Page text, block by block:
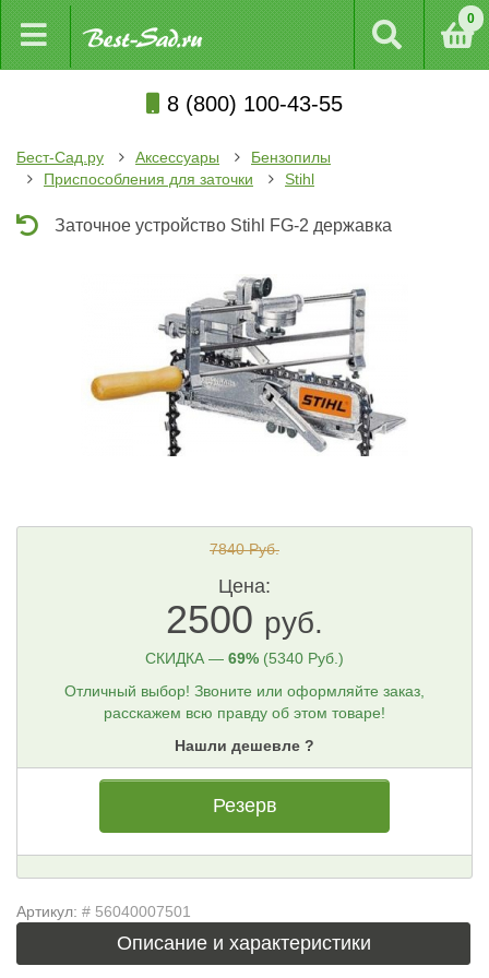
0
8 (800) 100-43-55
Бест-Сад.ру Аксессуары
Бензопилы
Приспособления для заточки
Stihl
Заточное устройство Stihl FG-2 державка
7840 Руб.
Цена:
2500 руб.
СКИДКА — 69% (5340 Руб.)
Отличный выбор! Звоните или оформляйте заказ,
расскажем всю правду об этом товаре!
Нашли дешевле ?
Резерв
Артикул: # 56040007501
Описание и характеристики